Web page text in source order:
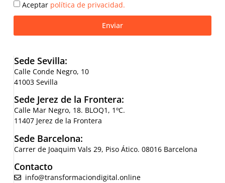
Aceptar política de privacidad.
Enviar
Sede Sevilla:
Calle Conde Negro, 10
41003 Sevilla
Sede Jerez de la Frontera:
Calle Mar Negro, 18. BLOQ1, 1ºC.
11407 Jerez de la Frontera
Sede Barcelona:
Carrer de Joaquim Vals 29, Piso Ático. 08016 Barcelona
Contacto
info@transformaciondigital.online